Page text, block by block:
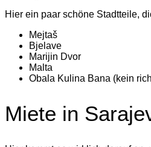
Hier ein paar schöne Stadtteile,
Mejtaš
Bjelave
Marijin Dvor
Malta
Obala Kulina Bana (kein
Miete in